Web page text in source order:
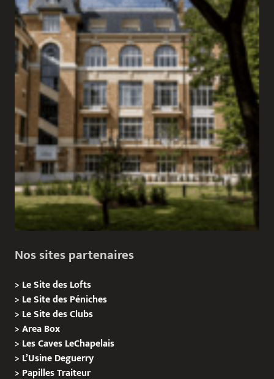
Nos sites partenaires
> Le Site des Lofts
> Le Site des Péniches
> Le Site des Clubs
>Area Box
> Les Caves LeChapelais
> L’Usine Deguerry
> PapillesTraiteur